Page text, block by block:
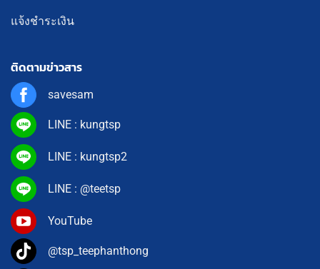
แจ้งชำระเงิน
ติดตามข่าวสาร
savesam
LINE : kungtsp
LINE : kungtsp2
LINE : @teetsp
YouTube
@tsp_teephanthong